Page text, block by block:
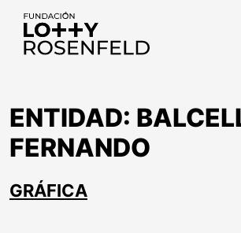
ENTIDAD:
FERNANDO
GRÁFICA